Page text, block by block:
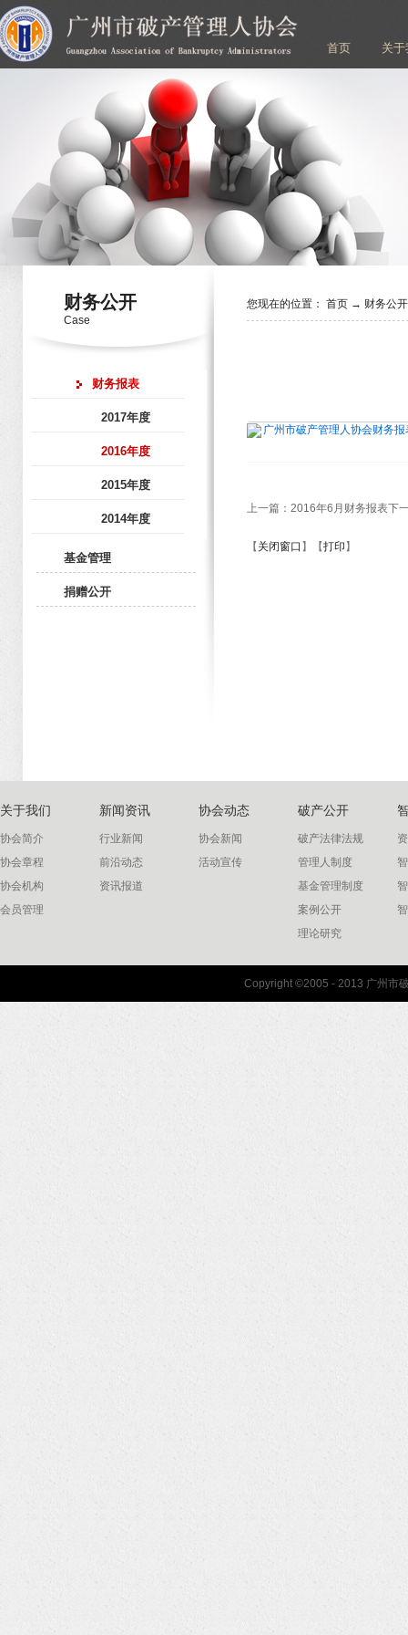
首页 关
财务公开
Case
财务报表
2017年度
2016年度
2015年度
2014年度
基金管理
捐赠公开
您现在的位置： 首页 → 财务公开
广州市破产管理人协会财务
上一篇：2016年6月财务报表下
【关闭窗口 】【打印】
关于我们
协会简介
协会章程
协会机构
会员管理
新闻资讯
行业新闻
前沿动态
资讯报道
协会动态
协会新闻
活动宣传
破产公开
破产法律法规
管理人制度
基金管理制度
案例公开
理论研究
联系我们
Copyright ©2005 - 2013 广州市